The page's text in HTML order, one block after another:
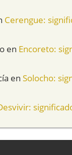
Cerengue:
en Encoreto:
en Solocho: